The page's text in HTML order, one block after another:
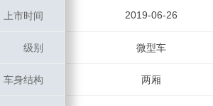
上市时间 2019-06-26
级别 微型车
车身结构 两厢
上市时间
级别
车身结构